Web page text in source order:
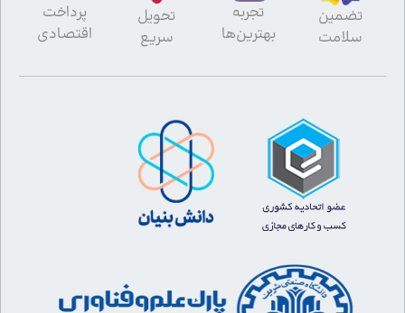
تضمین
سلامت
تجربه
بهترین‌ها
تحویل
سریع
پرداخت
اقتصادی